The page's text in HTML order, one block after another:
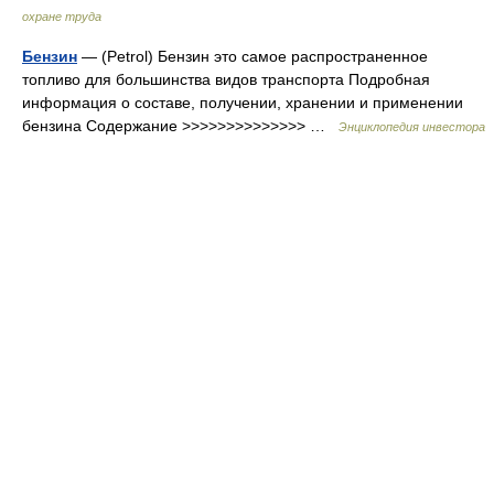
охране труда
Бензин — (Petrol) Бензин это самое распространенное
топливо для большинства видов транспорта Подробная
информация о составе, получении, хранении и применении
бензина Содержание >>>>>>>>>>>>>> …
Энциклопедия инвестора